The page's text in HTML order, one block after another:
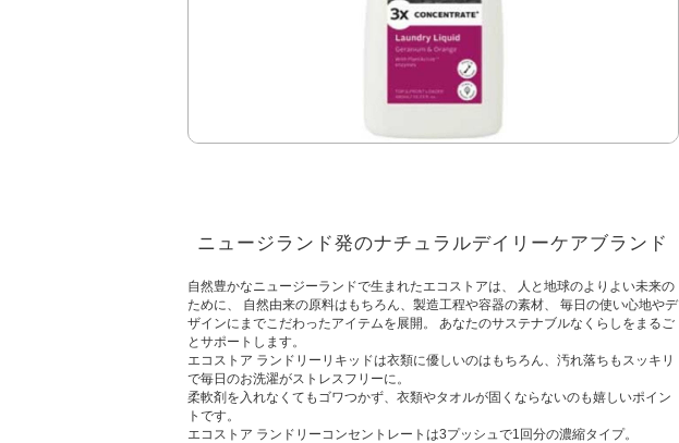
ニュージランド発のナチュラルデイリーケアブランド
自然豊かなニュージーランドで生まれたエコストアは、 人と地球のよりよい未来の
ために、 自然由来の原料はもちろん、製造工程や容器の素材、 毎日の使い心地やデ
ザインにまでこだわったアイテムを展開。 あなたのサステナブルなくらしをまるご
とサポートします。
エコストア ランドリーリキッドは衣類に優しいのはもちろん、汚れ落ちもスッキリ
で毎日のお洗濯がストレスフリーに。
柔軟剤を入れなくてもゴワつかず、衣類やタオルが固くならないのも嬉しいポイン
トです。
エコストア ランドリーコンセントレートは3プッシュで1回分の濃縮タイプ。